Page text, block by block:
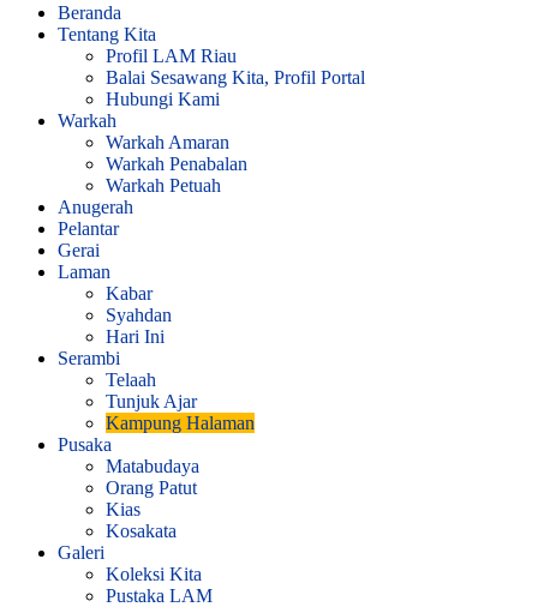
Beranda
Tentang Kita
Profil LAM Riau
Balai Sesawang Kita, Profil Portal
Hubungi Kami
Warkah
Warkah Amaran
Warkah Penabalan
Warkah Petuah
Anugerah
Pelantar
Gerai
Laman
Kabar
Syahdan
Hari Ini
Serambi
Telaah
Tunjuk Ajar
Kampung Halaman
Pusaka
Matabudaya
Orang Patut
Kias
Kosakata
Galeri
Koleksi Kita
Pustaka LAM